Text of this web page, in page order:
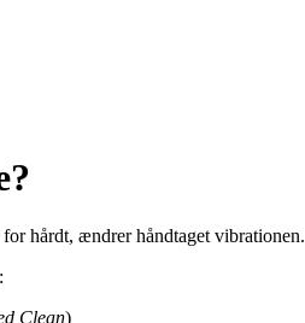
hårdt, ændrer håndtaget vibrationen.
Clean)